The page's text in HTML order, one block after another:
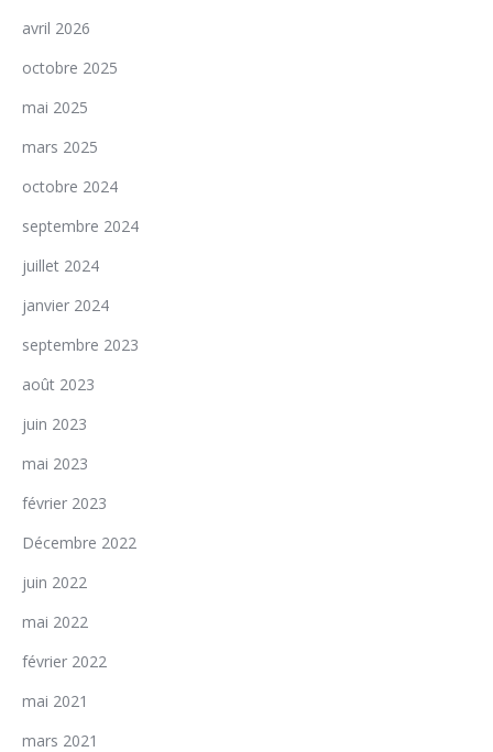
avril 2026
octobre 2025
mai 2025
mars 2025
octobre 2024
septembre 2024
juillet 2024
janvier 2024
septembre 2023
août 2023
juin 2023
mai 2023
février 2023
Décembre 2022
juin 2022
mai 2022
février 2022
mai 2021
mars 2021